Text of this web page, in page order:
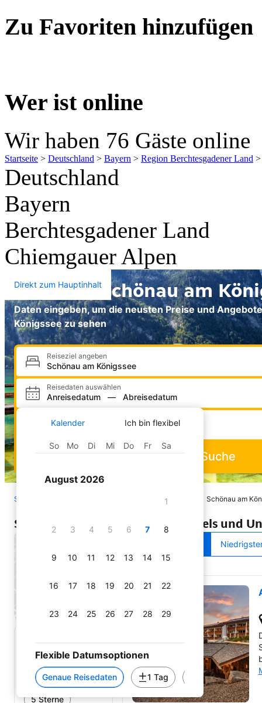
Zu Favoriten hinzufügen
Wer ist online
Wir haben 76 Gäste online
Startseite > Deutschland > Bayern > Region Berchtesgadener Land
Deutschland
Bayern
Berchtesgadener Land
Chiemgauer Alpen